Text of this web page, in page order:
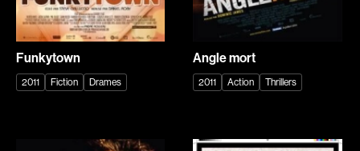
Arson Ann
Asselin Olivier
Asselin Jean-François
Attenborough Richard
Aubert Robin
Aubin David
Aubry François
Audy Michel
Azzopardi Mario
Baillargeon Paule
Funkytown
2011 Fiction Drames
Angle mort
2011 Action Thrillers